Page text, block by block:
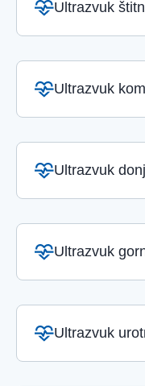
Ultrazvuk
Ultrazvuk
Ultrazvuk
Ultrazvuk
Ultrazvuk